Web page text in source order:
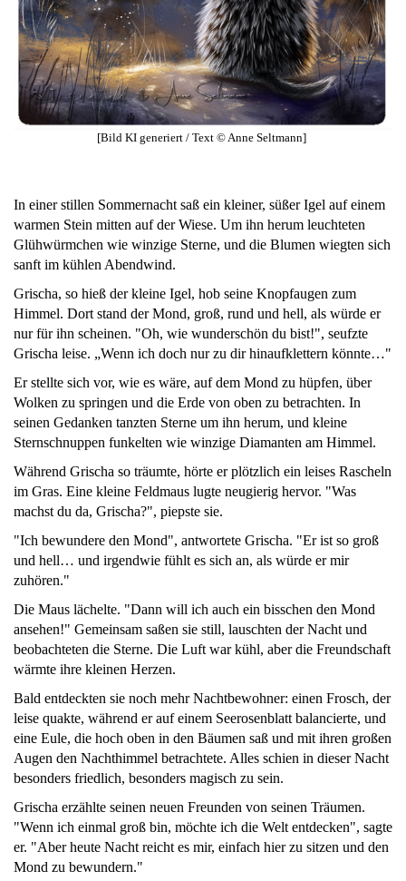
[Bild KI generiert / Text © Anne Seltmann]
In einer stillen Sommernacht saß ein kleiner, süßer Igel auf einem
warmen Stein mitten auf der Wiese. Um ihn herum leuchteten
Glühwürmchen wie winzige Sterne, und die Blumen wiegten sich
sanft im kühlen Abendwind.
Grischa, so hieß der kleine Igel, hob seine Knopfaugen zum
Himmel. Dort stand der Mond, groß, rund und hell, als würde er
nur für ihn scheinen. "Oh, wie wunderschön du bist!", seufzte
Grischa leise. „Wenn ich doch nur zu dir hinaufklettern könnte…"
Er stellte sich vor, wie es wäre, auf dem Mond zu hüpfen, über
Wolken zu springen und die Erde von oben zu betrachten. In
seinen Gedanken tanzten Sterne um ihn herum, und kleine
Sternschnuppen funkelten wie winzige Diamanten am Himmel.
Während Grischa so träumte, hörte er plötzlich ein leises Rascheln
im Gras. Eine kleine Feldmaus lugte neugierig hervor. "Was
machst du da, Grischa?", piepste sie.
"Ich bewundere den Mond", antwortete Grischa. "Er ist so groß
und hell… und irgendwie fühlt es sich an, als würde er mir
zuhören."
Die Maus lächelte. "Dann will ich auch ein bisschen den Mond
ansehen!" Gemeinsam saßen sie still, lauschten der Nacht und
beobachteten die Sterne. Die Luft war kühl, aber die Freundschaft
wärmte ihre kleinen Herzen.
Bald entdeckten sie noch mehr Nachtbewohner: einen Frosch, der
leise quakte, während er auf einem Seerosenblatt balancierte, und
eine Eule, die hoch oben in den Bäumen saß und mit ihren großen
Augen den Nachthimmel betrachtete. Alles schien in dieser Nacht
besonders friedlich, besonders magisch zu sein.
Grischa erzählte seinen neuen Freunden von seinen Träumen.
"Wenn ich einmal groß bin, möchte ich die Welt entdecken", sagte
er. "Aber heute Nacht reicht es mir, einfach hier zu sitzen und den
Mond zu bewundern."